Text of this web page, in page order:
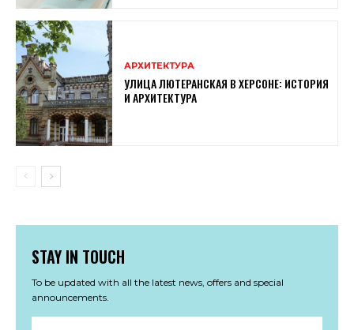
АРХИТЕКТУРА
УЛИЦА ЛЮТЕРАНСКАЯ В ХЕРСОНЕ: ИСТОРИЯ
И АРХИТЕКТУРА
STAY IN TOUCH
To be updated with all the latest news, offers and special
announcements.